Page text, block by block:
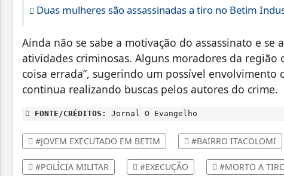
Duas mulheres são assassinadas a tiro no Betim
Ainda não se sabe a motivação do assassinato e
atividades criminosas. Alguns moradores da
coisa errada”, sugerindo um possível
continua realizando buscas pelos autores do crime.
FONTE/CRÉDITOS: Jornal O Evangelho
#JOVEM EXECUTADO EM BETIM #BAIRRO ITACOLOMI
#POLÍCIA MILITAR #EXECUÇÃO #MORTO A